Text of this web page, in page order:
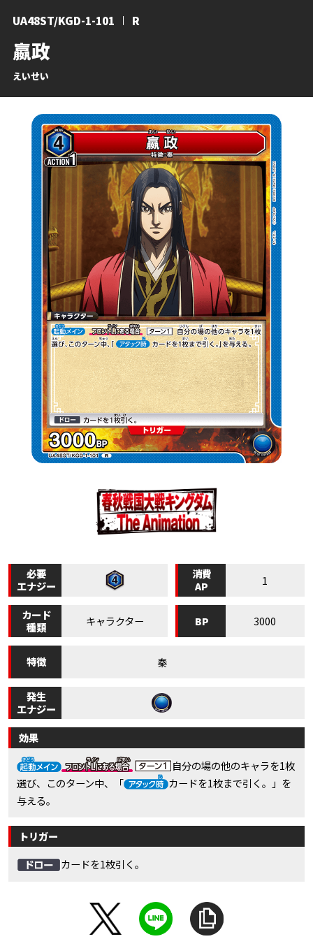
嬴政
えいせい
UA48ST/KGD-1-101 R
必要
エナジー
消費
AP
1
カード
種類
キャラクター BP 3000
特徴 秦
発生
エナジー
効果
自分の場の他のキャラを1枚
選び、このターン中、「
カードを1枚まで引く。」を
与える。
トリガー
カードを1枚引く。